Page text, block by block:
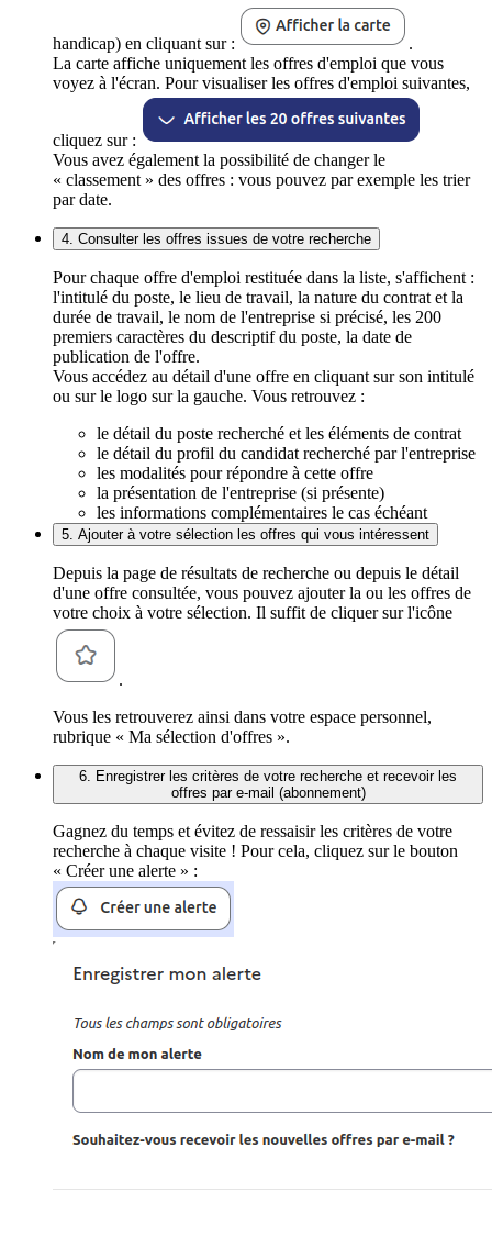
handicap) en cliquant sur :
.
La carte affiche uniquement les offres d'emploi que vous
voyez à l'écran. Pour visualiser les offres d'emploi suivantes,
cliquez sur :
Vous avez également la possibilité de changer le
« classement » des offres : vous pouvez par exemple les trier
par date.
4. Consulter les offres issues de votre recherche
Pour chaque offre d'emploi restituée dans la liste, s'affichent :
l'intitulé du poste, le lieu de travail, la nature du contrat et la
durée de travail, le nom de l'entreprise si précisé, les 200
premiers caractères du descriptif du poste, la date de
publication de l'offre.
Vous accédez au détail d'une offre en cliquant sur son intitulé
ou sur le logo sur la gauche. Vous retrouvez :
le détail du poste recherché et les éléments de contrat
le détail du profil du candidat recherché par l'entreprise
les modalités pour répondre à cette offre
la présentation de l'entreprise (si présente)
les informations complémentaires le cas échéant
5. Ajouter à votre sélection les offres qui vous intéressent
Depuis la page de résultats de recherche ou depuis le détail
d'une offre consultée, vous pouvez ajouter la ou les offres de
votre choix à votre sélection. Il suffit de cliquer sur l'icône
.
Vous les retrouverez ainsi dans votre espace personnel,
rubrique « Ma sélection d'offres ».
6. Enregistrer les critères de votre recherche et recevoir les
offres par e-mail (abonnement)
Gagnez du temps et évitez de ressaisir les critères de votre
recherche à chaque visite ! Pour cela, cliquez sur le bouton
« Créer une alerte » :